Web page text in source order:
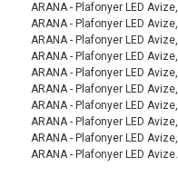
ARANA - Plafonyer LED Avize,
ARANA - Plafonyer LED Avize,
ARANA - Plafonyer LED Avize,
ARANA - Plafonyer LED Avize,
ARANA - Plafonyer LED Avize,
ARANA - Plafonyer LED Avize,
ARANA - Plafonyer LED Avize,
ARANA - Plafonyer LED Avize,
ARANA - Plafonyer LED Avize,
ARANA - Plafonyer LED Avize.